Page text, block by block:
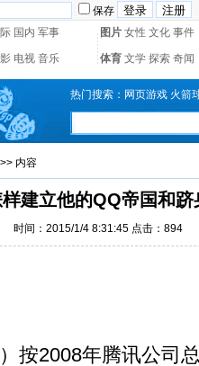
保存
国内 军事 图片 女性 文化 事件
电视 音乐 体育 文学 探索 奇闻
热门搜索： 网页游戏 火箭
>> 内容
建立他的QQ帝国和跻
时间：2015/1/4 8:31:45 点击： 894
按2008年腾讯公司